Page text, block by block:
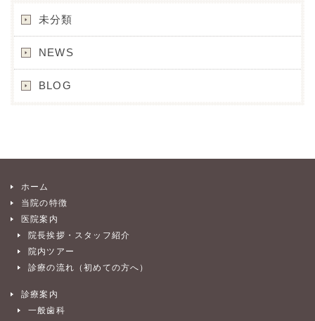
未分類
NEWS
BLOG
ホーム
当院の特徴
医院案内
院長挨拶・スタッフ紹介
院内ツアー
診療の流れ（初めての方へ）
診療案内
一般歯科